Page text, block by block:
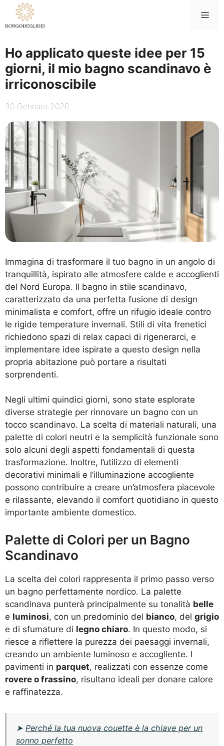
contenuto
Ho applicato queste idee per 15
giorni, il mio bagno scandinavo è
irriconoscibile
30 Gennaio 2026
Immagina di trasformare il tuo bagno in un angolo di
tranquillità, ispirato alle atmosfere calde e accoglienti
del Nord Europa. Il bagno in stile scandinavo,
caratterizzato da una perfetta fusione di design
minimalista e comfort, offre un rifugio ideale contro
le rigide temperature invernali. Stili di vita frenetici
richiedono spazi di relax capaci di rigenerarci, e
implementare idee ispirate a questo design nella
propria abitazione può portare a risultati
sorprendenti.
Negli ultimi quindici giorni, sono state esplorate
diverse strategie per rinnovare un bagno con un
tocco scandinavo. La scelta di materiali naturali, una
palette di colori neutri e la semplicità funzionale sono
solo alcuni degli aspetti fondamentali di questa
trasformazione. Inoltre, l’utilizzo di elementi
decorativi minimali e l’illuminazione accogliente
possono contribuire a creare un’atmosfera piacevole
e rilassante, elevando il comfort quotidiano in questo
importante ambiente domestico.
Palette di Colori per un Bagno
Scandinavo
La scelta dei colori rappresenta il primo passo verso
un bagno perfettamente nordico. La palette
scandinava punterà principalmente su tonalità belle
e luminosi, con un predominio del bianco, del grigio
e di sfumature di legno chiaro. In questo modo, si
riesce a riflettere la purezza dei paesaggi invernali,
creando un ambiente luminoso e accogliente. I
pavimenti in parquet, realizzati con essenze come
rovere o frassino, risultano ideali per donare calore
e raffinatezza.
➤ Perché la tua nuova couette è la chiave per un
sonno perfetto